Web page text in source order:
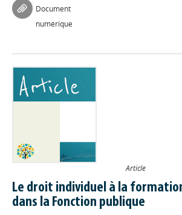
Document
numérique
Article
Le droit individuel à la
dans la Fonction publique